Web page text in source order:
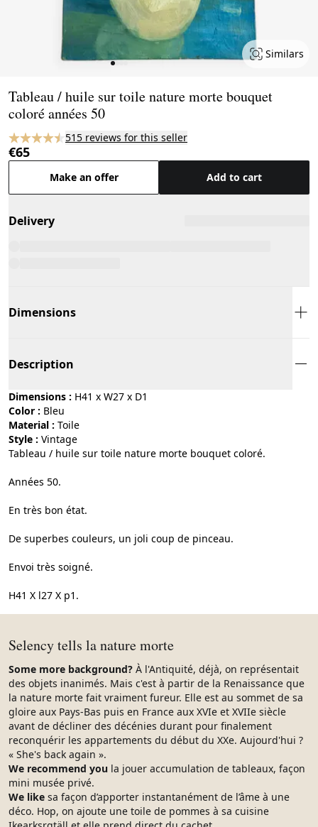
Similars
Tableau / huile sur toile nature morte bouquet
coloré années 50
515 reviews for this seller
€65
Make an offer Add to cart
Delivery
Dimensions
Description
Dimensions : H41 x W27 x D1
Color :
bleu
Material :
toile
Style :
vintage
Tableau / huile sur toile nature morte bouquet coloré.
Années 50.
En très bon état.
De superbes couleurs, un joli coup de pinceau.
Envoi très soigné.
H41 X l27 X p1.
Selency tells la nature morte
Some more background? À l'Antiquité, déjà, on représentait
des objets inanimés. Mais c'est à partir de la Renaissance que
la nature morte fait vraiment fureur. Elle est au sommet de sa
gloire aux Pays-Bas puis en France aux XVIe et XVIIe siècle
avant de décliner des décénies durant pour finalement
reconquérir les appartements du début du XXe. Aujourd'hui ?
« She's back again ».
We recommend you la jouer accumulation de tableaux, façon
mini musée privé.
We like sa façon d’apporter instantanément de l’âme à une
déco. Hop, on ajoute une toile de pommes à sa cuisine